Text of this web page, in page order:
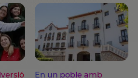
En un poble amb